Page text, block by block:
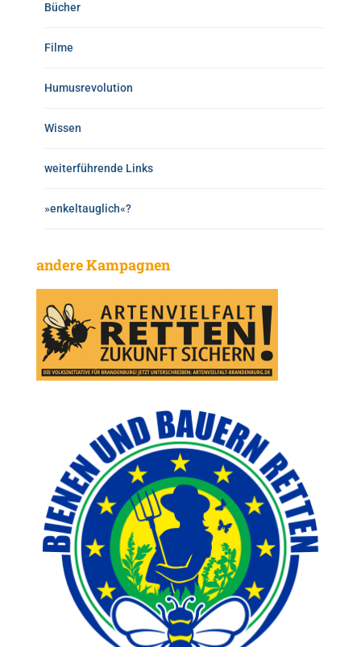
Bücher
Filme
Humusrevolution
Wissen
weiterführende Links
»enkeltauglich«?
andere Kampagnen